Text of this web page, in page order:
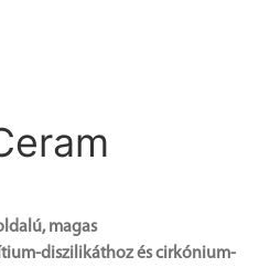
magas
diszilikáthoz és cirkónium-